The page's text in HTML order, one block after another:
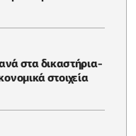
στα δικαστήρια-
στοιχεία